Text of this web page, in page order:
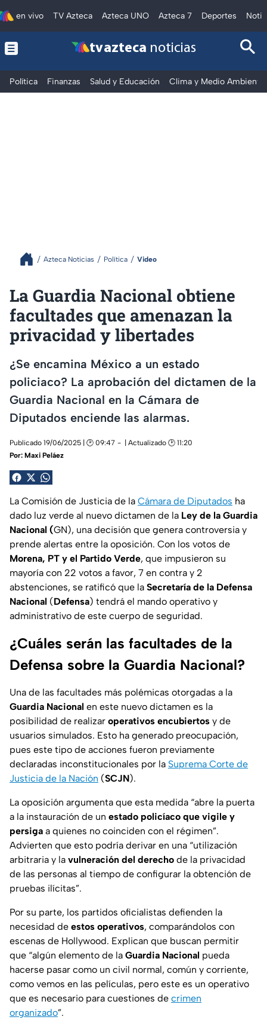
en vivo TV Azteca Azteca UNO Azteca 7 Deportes
tv azteca noticias
Política Finanzas Salud y Educación Clima y Medio Ambiente
Azteca Noticias Política Video
La Guardia Nacional obtiene
facultades que amenazan la
privacidad y libertades
¿Se encamina México a un estado
policiaco? La aprobación del dictamen de la
Guardia Nacional en la Cámara de
Diputados enciende las alarmas.
Publicado 19/06/2025 | 🕑 09:47
| Actualizado 🕑 11:20
Por: Maxi Peláez
La Comisión de Justicia de la Cámara de Diputados ha
dado luz verde al nuevo dictamen de la Ley de la Guardia
Nacional (GN), una decisión que genera controversia y
prende alertas entre la oposición. Con los votos de
Morena, PT y el Partido Verde, que impusieron su
mayoría con 22 votos a favor, 7 en contra y 2
abstenciones, se ratificó que la Secretaría de la Defensa
Nacional (Defensa) tendrá el mando operativo y
administrativo de este cuerpo de seguridad.
¿Cuáles serán las facultades de la
Defensa sobre la Guardia Nacional?
Una de las facultades más polémicas otorgadas a la
Guardia Nacional en este nuevo dictamen es la
posibilidad de realizar operativos encubiertos y de
usuarios simulados. Esto ha generado preocupación,
pues este tipo de acciones fueron previamente
declaradas inconstitucionales por la Suprema Corte de
Justicia de la Nación (SCJN).
La oposición argumenta que esta medida “abre la puerta
a la instauración de un estado policíaco que vigile y
persiga a quienes no coinciden con el régimen”.
Advierten que esto podría derivar en una “utilización
arbitraria y la vulneración del derecho de la privacidad
de las personas al tiempo de configurar la obtención de
pruebas ilícitas”.
Por su parte, los partidos oficialistas defienden la
necesidad de estos operativos, comparándolos con
escenas de Hollywood. Explican que buscan permitir
que “algún elemento de la Guardia Nacional pueda
hacerse pasar como un civil normal, común y corriente,
como vemos en las películas, pero este es un operativo
que es necesario para cuestiones de crimen
organizado”.